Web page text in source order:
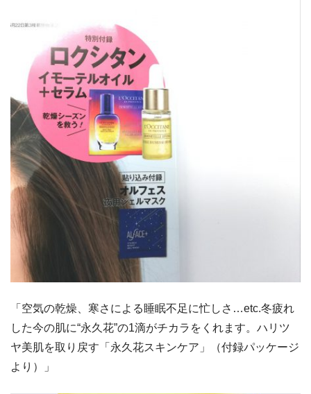
「空気の乾燥、寒さによる睡眠不足に忙しさ…etc.冬疲れ
した今の肌に“永久花”の1滴がチカラをくれます。ハリツ
ヤ美肌を取り戻す「永久花スキンケア」（付録パッケージ
より）」